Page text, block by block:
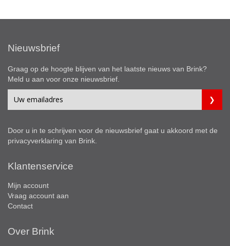
Nieuwsbrief
Graag op de hoogte blijven van het laatste nieuws van Brink?
Meld u aan voor onze nieuwsbrief.
Door u in te schrijven voor de nieuwsbrief gaat u akkoord met de
privacyverklaring van Brink.
Klantenservice
Mijn account
Vraag account aan
Contact
Over Brink